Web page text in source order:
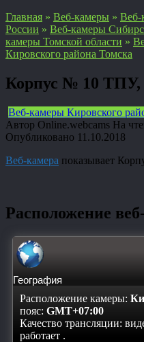
Главная » Веб-камеры » Веб-
России » Веб-камеры
камеры Томской области »
Кировского района Томска
Корпус № 10 ТПУ,
Веб-камеры Кировского
Автор Online.webcams На
Опубликовано 11.10.2018
Веб-камера показывает
Расположение
География
Расположение камеры:
пояс: GMT+07:00
Качество трансляции:
работает .